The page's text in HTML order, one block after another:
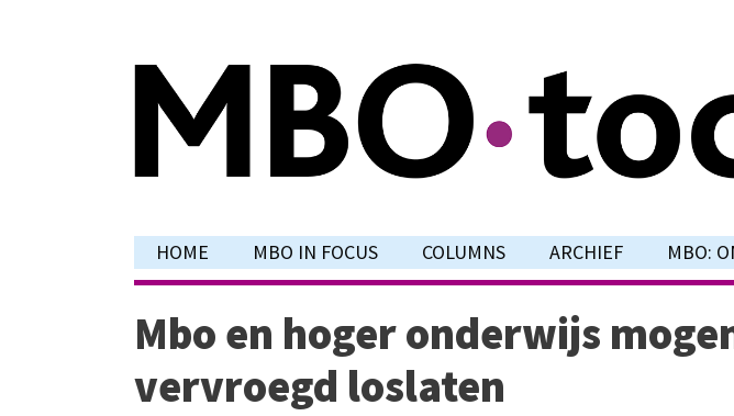
HOME MBO IN FOCUS COLUMNS ARCHIEF MBO:
Mbo en hoger onderwijs
vervroegd loslaten